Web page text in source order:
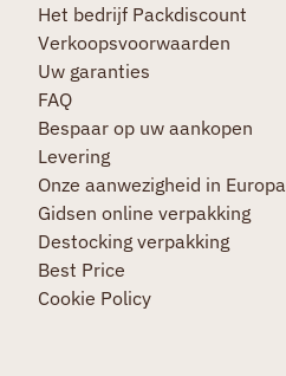
Het bedrijf Packdiscount
Verkoopsvoorwaarden
Uw garanties
FAQ
Bespaar op uw aankopen
Levering
Onze aanwezigheid in Europa
Gidsen online verpakking
Destocking verpakking
Best Price
Cookie Policy